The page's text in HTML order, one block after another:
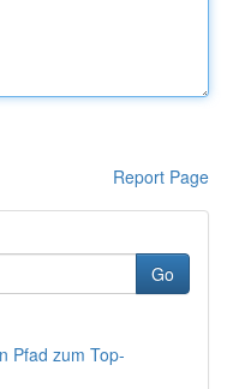
Report Page
Go
Pfad zum Top-